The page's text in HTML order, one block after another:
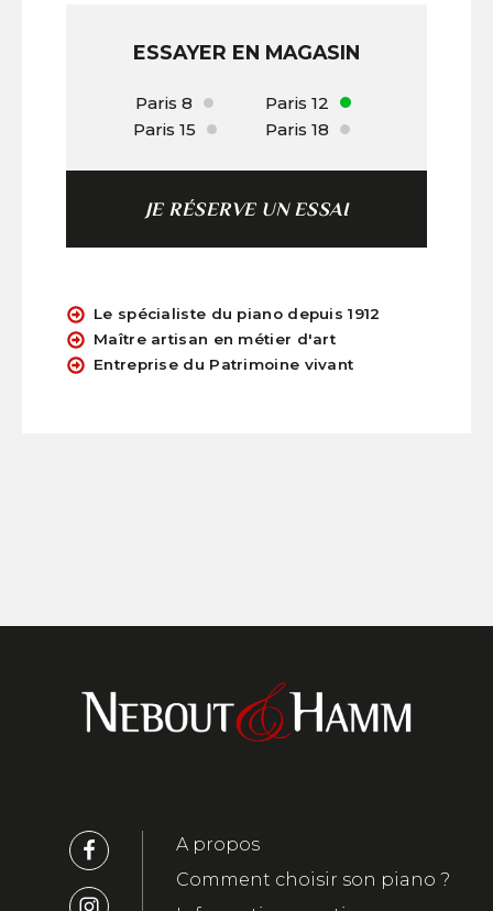
ESSAYER EN MAGASIN
Paris 8
Paris 12
Paris 15
Paris 18
JE RÉSERVE UN ESSAI
Le spécialiste du piano depuis 1912
Maître artisan en métier d'art
Entreprise du Patrimoine vivant
A propos
Comment choisir son piano ?